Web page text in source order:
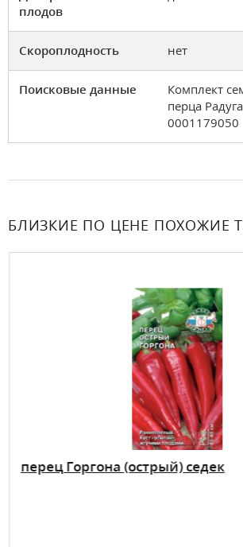
плодов
Скороплодность нет
Поисковые данные
Комплект
перца
0001179050
БЛИЗКИЕ ПО ЦЕНЕ ПОХОЖИЕ
перец Горгона (острый) седек